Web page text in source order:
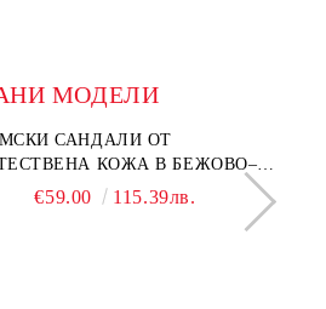
МОДЕЛИ
САНДАЛИ ОТ
КОЖА В БЕЖОВО–
NOVA.
€59.00 115.39лв.